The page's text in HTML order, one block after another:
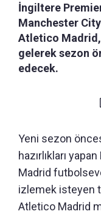
İngiltere
Manchester
Atletico Madrid,
gelerek sezon
edecek.
Yeni sezon
hazırlıkları
Madrid
izlemek isteyen
Atletico Madrid